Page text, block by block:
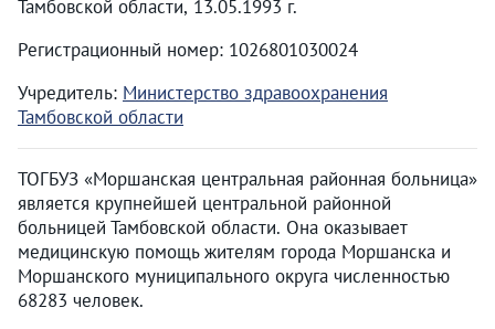
Тамбовской области, 13.05.1993 г.
Регистрационный номер: 1026801030024
Учредитель: Министерство здравоохранения
Тамбовской области
ТОГБУЗ «Моршанская центральная районная больница»
является крупнейшей центральной районной
больницей Тамбовской области. Она оказывает
медицинскую помощь жителям города Моршанска и
Моршанского муниципального округа численностью
68283 человек.